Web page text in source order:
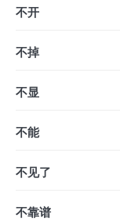
不开
不掉
不显
不能
不见了
不靠谱